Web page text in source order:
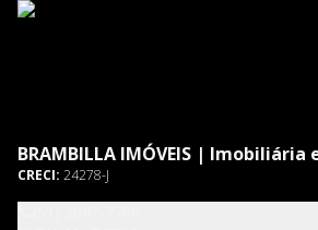
BRAMBILLA IMÓVEIS |
CRECI: 24278-J